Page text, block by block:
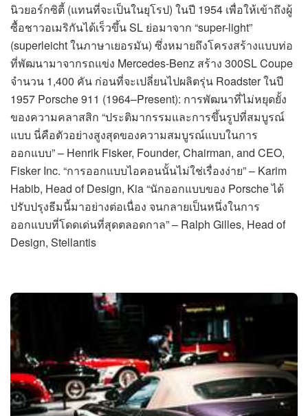
นิวยอร์กซิตี้ (แทนที่จะเป็นในยุโรป) ในปี 1954 เพื่อให้เข้าถึงผู้
ซื้อชาวอเมริกันได้เร็วขึ้น SL ย่อมาจาก “super-light”
(superleicht ในภาษาเยอรมัน) ซึ่งหมายถึงโครงสร้างแบบท่อ
ที่พัฒนามาจากรถแข่ง Mercedes-Benz สร้าง 300SL Coupe
จำนวน 1,400 คัน ก่อนที่จะเปลี่ยนไปผลิตรุ่น Roadster ในปี
1957 Porsche 911 (1964–Present): การพัฒนาที่ไม่หยุดยั้ง
ของความคลาสสิก “ประติมากรรมและการขึ้นรูปที่สมบูรณ์
แบบ นี่คือตัวอย่างสูงสุดของความสมบูรณ์แบบในการ
ออกแบบ” – Henrik Fisker, Founder, Chairman, and CEO,
Fisker Inc. “การออกแบบไอคอนนั้นไม่ใช่เรื่องง่าย” – Karim
Habib, Head of Design, Kia “นักออกแบบของ Porsche ได้
ปรับปรุงธีมนี้มาอย่างต่อเนื่อง จนกลายเป็นหนึ่งในการ
ออกแบบที่โดดเด่นที่สุดตลอดกาล” – Ralph Gilles, Head of
Design, Stellantis